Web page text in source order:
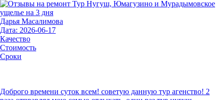
Дарья Масалимова
Дата: 2026-06-17
Качество
Стоимость
Сроки
Доброго времени суток всем! советую данную тур агенство! 2